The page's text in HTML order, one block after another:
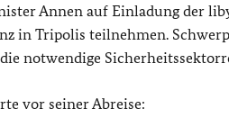
Annen auf Einladung der
in Tripolis teilnehmen.
notwendige
vor seiner Abreise: